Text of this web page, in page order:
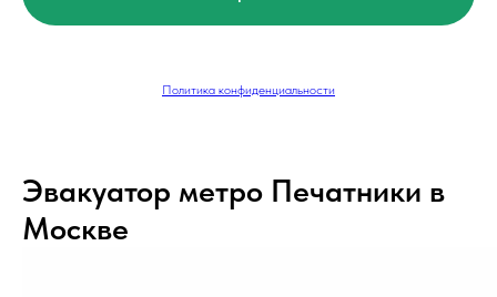
Политика конфиденциальности
Эвакуатор метро Печатники в
Москве